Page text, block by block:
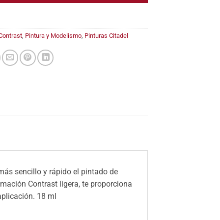
, Pintura y Modelismo, Pinturas Citadel
sencillo y rápido el pintado de
Contrast ligera, te proporciona
18 ml